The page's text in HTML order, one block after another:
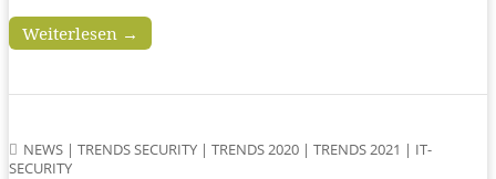
Weiterlesen →
NEWS | TRENDS SECURITY | TRENDS 2020 | TRENDS 2021 | IT-
SECURITY